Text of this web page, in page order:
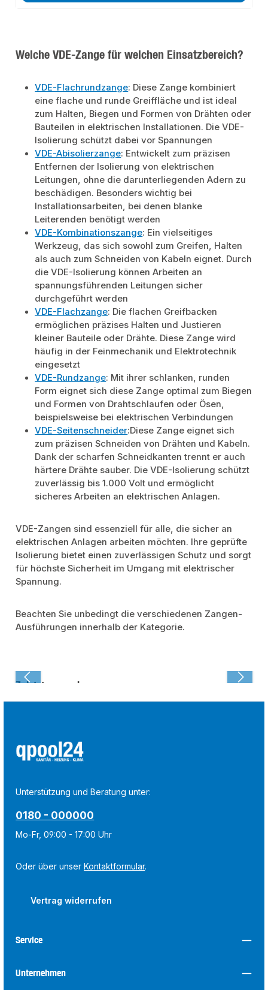
Welche VDE-Zange für welchen Einsatzbereich?
VDE-Flachrundzange: Diese Zange kombiniert
eine flache und runde Greiffläche und ist ideal
zum Halten, Biegen und Formen von Drähten oder
Bauteilen in elektrischen Installationen. Die VDE-
Isolierung schützt dabei vor Spannungen
VDE-Abisolierzange: Entwickelt zum präzisen
Entfernen der Isolierung von elektrischen
Leitungen, ohne die darunterliegenden Adern zu
beschädigen. Besonders wichtig bei
Installationsarbeiten, bei denen blanke
Leiterenden benötigt werden
VDE-Kombinationszange: Ein vielseitiges
Werkzeug, das sich sowohl zum Greifen, Halten
als auch zum Schneiden von Kabeln eignet. Durch
die VDE-Isolierung können Arbeiten an
spannungsführenden Leitungen sicher
durchgeführt werden
VDE-Flachzange: Die flachen Greifbacken
ermöglichen präzises Halten und Justieren
kleiner Bauteile oder Drähte. Diese Zange wird
häufig in der Feinmechanik und Elektrotechnik
eingesetzt
VDE-Rundzange: Mit ihrer schlanken, runden
Form eignet sich diese Zange optimal zum Biegen
und Formen von Drahtschlaufen oder Ösen,
beispielsweise bei elektrischen Verbindungen
VDE-Seitenschneider:Diese Zange eignet sich
zum präzisen Schneiden von Drähten und Kabeln.
Dank der scharfen Schneidkanten trennt er auch
härtere Drähte sauber. Die VDE-Isolierung schützt
zuverlässig bis 1.000 Volt und ermöglicht
sicheres Arbeiten an elektrischen Anlagen.
VDE-Zangen sind essenziell für alle, die sicher an
elektrischen Anlagen arbeiten möchten. Ihre geprüfte
Isolierung bietet einen zuverlässigen Schutz und sorgt
für höchste Sicherheit im Umgang mit elektrischer
Spannung.
Beachten Sie unbedingt die verschiedenen Zangen-
Ausführungen innerhalb der Kategorie.
Zuletzt angesehen:
Unterstützung und Beratung unter:
0180 - 000000
Mo-Fr, 09:00 - 17:00 Uhr
Oder über unserKontaktformular.
Vertrag widerrufen
Service
Unternehmen